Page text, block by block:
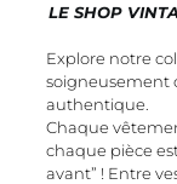
LE SHOP
Explore notre
soigneusement
authentique.
Chaque
chaque pièce
avant” ! Entre